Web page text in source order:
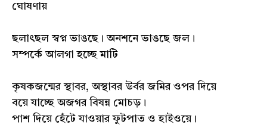
ঘোষণায়
ছলাৎছল স্বপ্ন ভাঙছে। অনশনে ভাঙছে জল।
সম্পর্কে আলগা হচ্ছে মাটি
কৃষকজন্মের স্থাবর, অস্থাবর উর্বর জমির ওপর দিয়ে
বয়ে যাচ্ছে অজগর বিষন্ন মোচড়।
পাশ‌ দিয়ে হেঁটে যাওয়ার ফুটপাত ও হাইওয়ে।